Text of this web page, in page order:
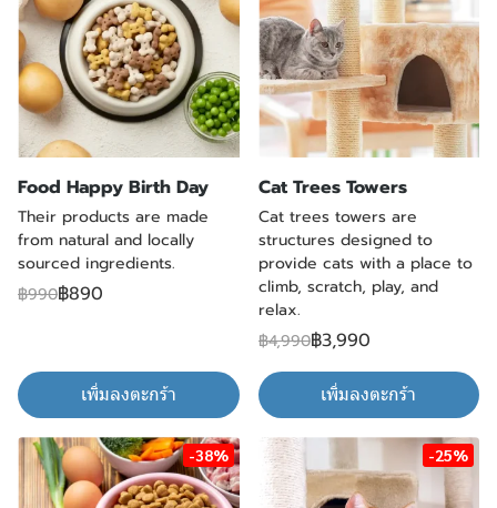
Food Happy Birth Day
Their products are made
from natural and locally
sourced ingredients.
฿990฿890
เพิ่มลงตะกร้า
Cat Trees Towers
Cat trees towers are
structures designed to
provide cats with a place to
climb, scratch, play, and
relax.
฿4,990฿3,990
เพิ่มลงตะกร้า
-38% -25%